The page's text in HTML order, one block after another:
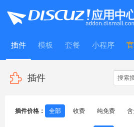
插件 模板 套餐 小程序
WitFrame
插件
插件价格： 全部 收费 纯免费